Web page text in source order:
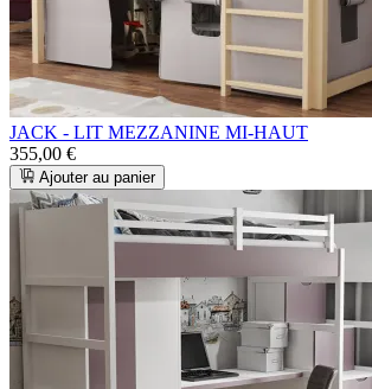
JACK - LIT MEZZANINE MI-HAUT
355,00 €
Ajouter au panier